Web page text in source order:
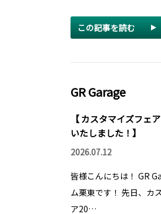
この記事を読む
GR Garage
【 カスタマイズフェ
いたしました！】
2026.07.12
皆様こんにちは！ GR
ム栗東です！ 先日、カ
ア20…